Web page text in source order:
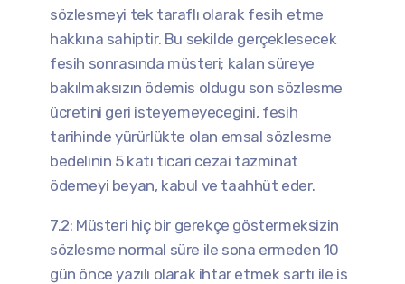
sözlesmeyi tek taraflı olarak fesih etme
hakkına sahiptir. Bu sekilde gerçeklesecek
fesih sonrasında müsteri; kalan süreye
bakılmaksızın ödemis oldugu son sözlesme
ücretini geri isteyemeyecegini, fesih
tarihinde yürürlükte olan emsal sözlesme
bedelinin 5 katı ticari cezai tazminat
ödemeyi beyan, kabul ve taahhüt eder.
7.2: Müsteri hiç bir gerekçe göstermeksizin
sözlesme normal süre ile sona ermeden 10
gün önce yazılı olarak ihtar etmek sartı ile is